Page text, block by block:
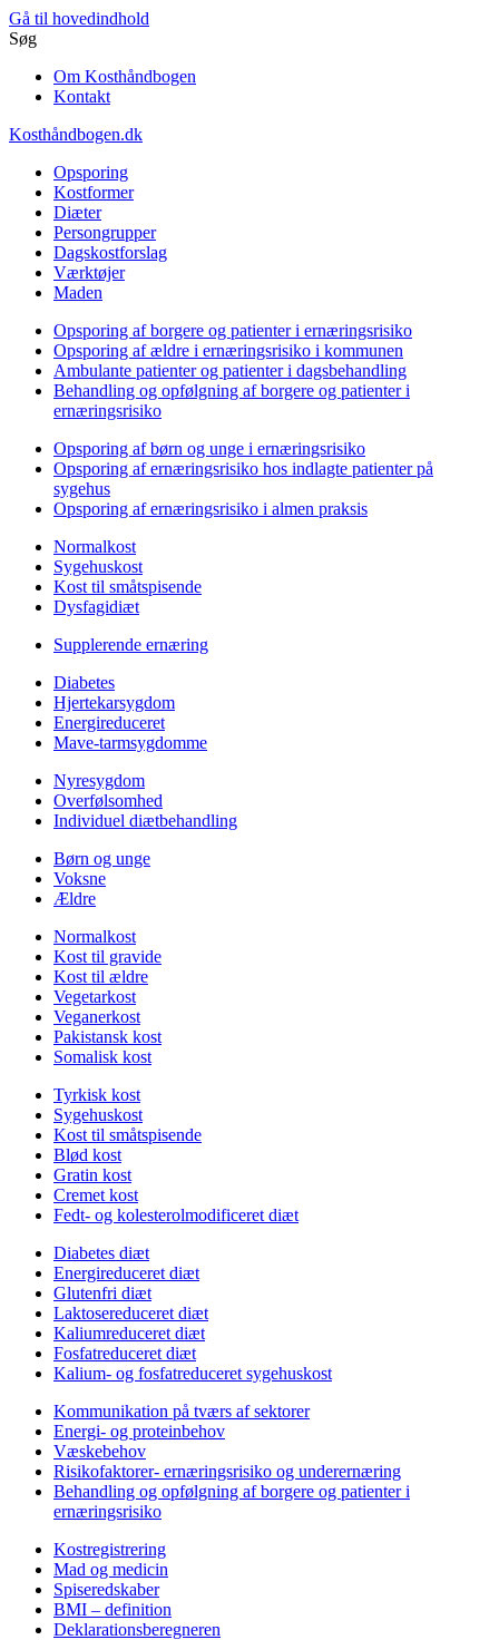
Gå til hovedindhold
Søg
Om Kosthåndbogen
Kontakt
Kosthåndbogen.dk
Opsporing
Kostformer
Diæter
Persongrupper
Dagskostforslag
Værktøjer
Maden
Opsporing af borgere og patienter i ernæringsrisiko
Opsporing af ældre i ernæringsrisiko i kommunen
Ambulante patienter og patienter i dagsbehandling
Behandling og opfølgning af borgere og patienter i
ernæringsrisiko
Opsporing af børn og unge i ernæringsrisiko
Opsporing af ernæringsrisiko hos indlagte patienter på
sygehus
Opsporing af ernæringsrisiko i almen praksis
Normalkost
Sygehuskost
Kost til småtspisende
Dysfagidiæt
Supplerende ernæring
Diabetes
Hjertekarsygdom
Energireduceret
Mave-tarmsygdomme
Nyresygdom
Overfølsomhed
Individuel diætbehandling
Børn og unge
Voksne
Ældre
Normalkost
Kost til gravide
Kost til ældre
Vegetarkost
Veganerkost
Pakistansk kost
Somalisk kost
Tyrkisk kost
Sygehuskost
Kost til småtspisende
Blød kost
Gratin kost
Cremet kost
Fedt- og kolesterolmodificeret diæt
Diabetes diæt
Energireduceret diæt
Glutenfri diæt
Laktosereduceret diæt
Kaliumreduceret diæt
Fosfatreduceret diæt
Kalium- og fosfatreduceret sygehuskost
Kommunikation på tværs af sektorer
Energi- og proteinbehov
Væskebehov
Risikofaktorer- ernæringsrisiko og underernæring
Behandling og opfølgning af borgere og patienter i
ernæringsrisiko
Kostregistrering
Mad og medicin
Spiseredskaber
BMI – definition
Deklarationsberegneren